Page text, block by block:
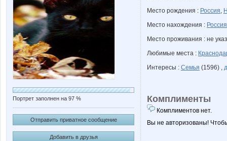
Портрет заполнен на 97 %
Отправить приватное сообщение
Добавить в друзья
Место рождения : Россия,
Место нахождения : Россия
Место проживания : не
Любимые места :
Интересы : Семья (1596) ,
Комплименты
Комплиментов нет.
Вы не авторизованы!